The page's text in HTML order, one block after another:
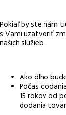
Pokiaľ by ste nám
s Vami uzatvoriť
našich služieb.
Ako dlho
Počas
15 rokov od
dodania